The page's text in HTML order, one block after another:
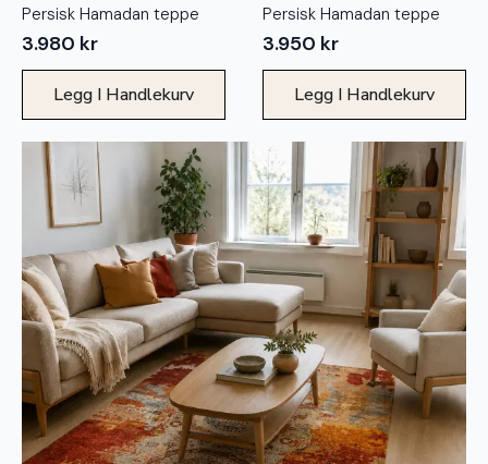
Persisk Hamadan teppe
3.980 kr
Legg I Handlekurv
Persisk Hamadan teppe
3.950 kr
Legg I Handlekurv